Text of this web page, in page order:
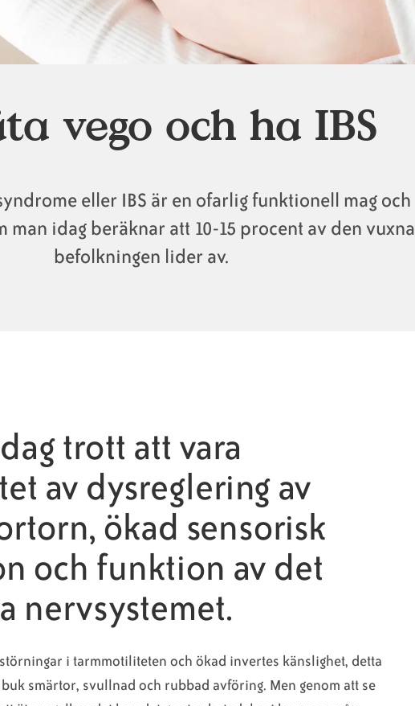
vego och ha IBS
eller IBS är en ofarlig funktionell mag och
man idag beräknar att 10-15 procent av den vuxna
befolkningen lider av.
trott att vara
av dysreglering av
ökad sensorisk
och funktion av det
nervsystemet.
i tarmmotiliteten och ökad invertes känslighet, detta
smärtor, svullnad och rubbad avföring. Men genom att se